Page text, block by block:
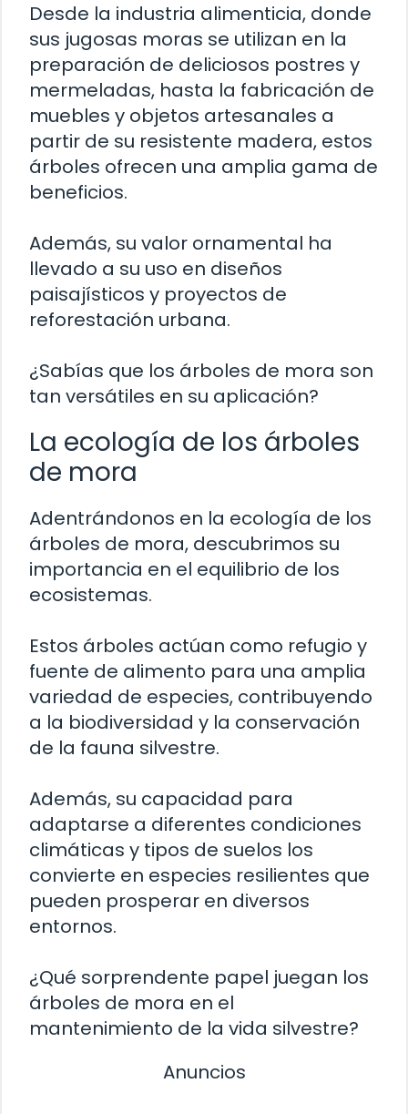
Desde la industria alimenticia, donde
sus jugosas moras se utilizan en la
preparación de deliciosos postres y
mermeladas, hasta la fabricación de
muebles y objetos artesanales a
partir de su resistente madera, estos
árboles ofrecen una amplia gama de
beneficios.
Además, su valor ornamental ha
llevado a su uso en diseños
paisajísticos y proyectos de
reforestación urbana.
¿Sabías que los árboles de mora son
tan versátiles en su aplicación?
La ecología de los árboles
de mora
Adentrándonos en la ecología de los
árboles de mora, descubrimos su
importancia en el equilibrio de los
ecosistemas.
Estos árboles actúan como refugio y
fuente de alimento para una amplia
variedad de especies, contribuyendo
a la biodiversidad y la conservación
de la fauna silvestre.
Además, su capacidad para
adaptarse a diferentes condiciones
climáticas y tipos de suelos los
convierte en especies resilientes que
pueden prosperar en diversos
entornos.
¿Qué sorprendente papel juegan los
árboles de mora en el
mantenimiento de la vida silvestre?
Anuncios